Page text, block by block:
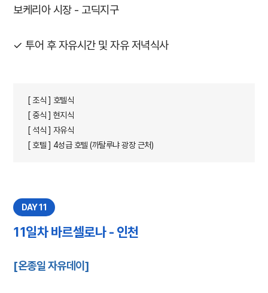
보케리아 시장 - 고딕지구​
✓ 투어 후 자유시간 및 자유 저녁식사
[ 조식 ] 호텔식
[ 중식 ] 현지식
[ 석식 ] 자유식
[ 호텔 ] 4성급 호텔 (까탈루냐 광장 근처)
DAY 11
11일차 바르셀로나 - 인천
[온종일 자유데이]